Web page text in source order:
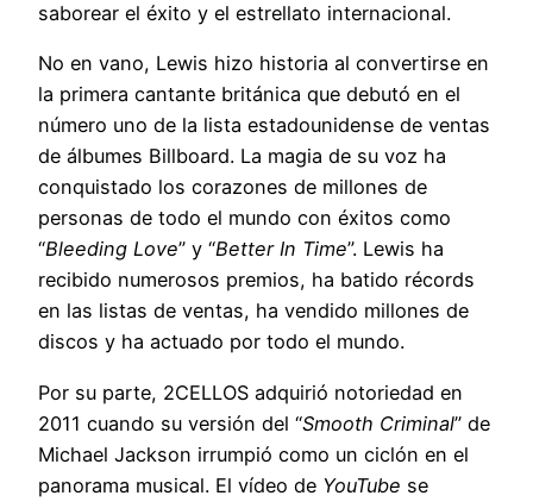
saborear el éxito y el estrellato internacional.
No en vano, Lewis hizo historia al convertirse en
la primera cantante británica que debutó en el
número uno de la lista estadounidense de ventas
de álbumes Billboard. La magia de su voz ha
conquistado los corazones de millones de
personas de todo el mundo con éxitos como
“Bleeding Love” y “Better In Time”. Lewis ha
recibido numerosos premios, ha batido récords
en las listas de ventas, ha vendido millones de
discos y ha actuado por todo el mundo.
Por su parte, 2CELLOS adquirió notoriedad en
2011 cuando su versión del “Smooth Criminal” de
Michael Jackson irrumpió como un ciclón en el
panorama musical. El vídeo de YouTube se